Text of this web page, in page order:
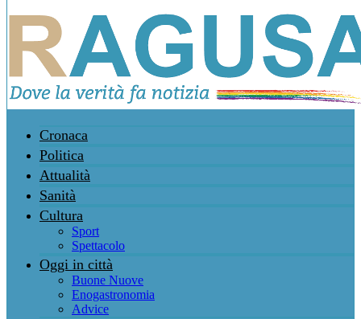
Cronaca
Politica
Attualità
Sanità
Cultura
Sport
Spettacolo
Oggi in città
Buone Nuove
Enogastronomia
Advice